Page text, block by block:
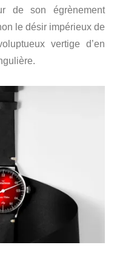
de son égrènement
le désir impérieux de
vertige d’en